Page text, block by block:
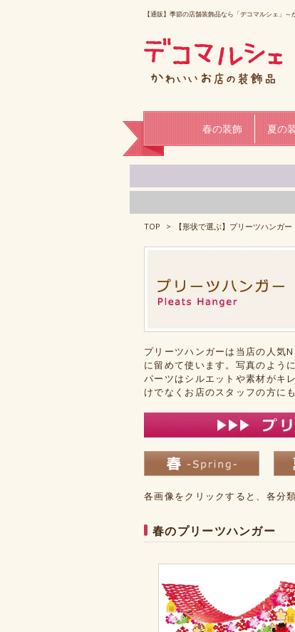
【通販】季節の店舗装飾品なら「デコマルシェ」
春の装飾 夏の
TOP > 【形状で選ぶ】プリーツハンガー
プリーツハンガーは当店の人気
に留めて使います。写真のよう
パーツはシルエットや素材がキ
けでなくお店のスタッフの方に
各画像をクリックすると、各分
春のプリーツハンガー